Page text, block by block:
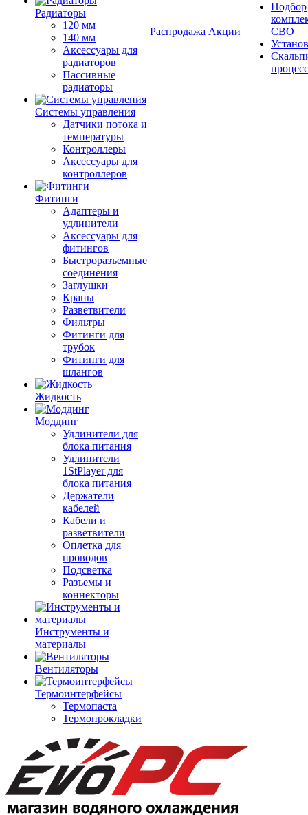
Радиаторы
120 мм
140 мм
Аксессуары для
радиаторов
Пассивные
радиаторы
Системы управления
Датчики потока и
температуры
Контроллеры
Аксессуары для
контроллеров
Фитинги
Адаптеры и
удлинители
Аксессуары для
фитингов
Быстроразъемные
соединения
Заглушки
Краны
Разветвители
Фильтры
Фитинги для
трубок
Фитинги для
шлангов
Жидкость
Моддинг
Удлинители для
блока питания
Удлинители
1StPlayer для
блока питания
Держатели
кабелей
Кабели и
разветвители
Оплетка для
проводов
Подсветка
Разъемы и
коннекторы
Инструменты и
материалы
Вентиляторы
Термоинтерфейсы
Термопаста
Термопрокладки
Распродажа Акции
Подбор
СВО